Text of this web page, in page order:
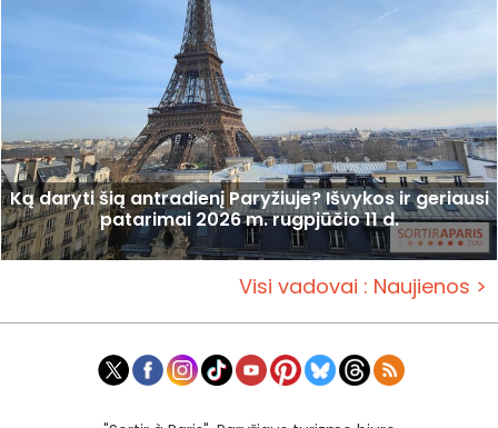
Ką daryti šią antradienį Paryžiuje? Išvykos ir geriausi
patarimai 2026 m. rugpjūčio 11 d.
Visi vadovai : Naujienos >